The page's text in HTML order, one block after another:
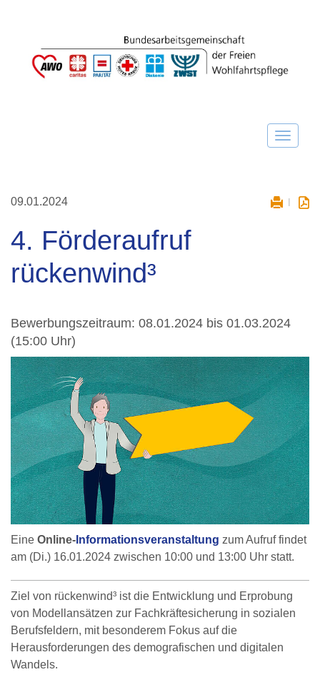
09.01.2024
4. Förderaufruf
rückenwind³
Bewerbungszeitraum: 08.01.2024 bis 01.03.2024
(15:00 Uhr)
Eine Online-Informationsveranstaltung zum Aufruf findet
am (Di.) 16.01.2024 zwischen 10:00 und 13:00 Uhr statt.
Ziel von rückenwind³ ist die Entwicklung und Erprobung
von Modellansätzen zur Fachkräftesicherung in sozialen
Berufsfeldern, mit besonderem Fokus auf die
Herausforderungen des demografischen und digitalen
Wandels.